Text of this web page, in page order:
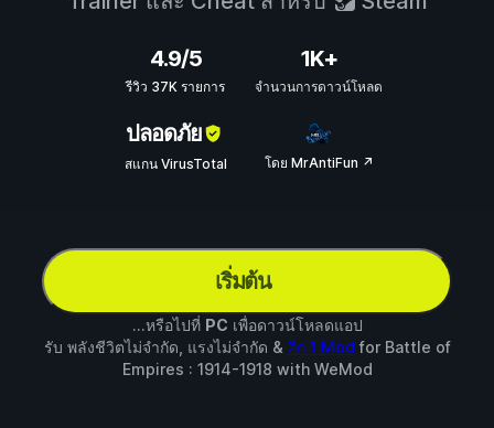
4.9/5
รีวิว 37K รายการ
1K+
จำนวนการดาวน์โหลด
ปลอดภัย
สแกน VirusTotal โดย MrAntiFun ↗
เริ่มต้น
...หรือไปที่ PC เพื่อดาวน์โหลดแอป
รับ พลังชีวิตไม่จำกัด, แรงไม่จำกัด & อีก 1 Mod for Battle of
Empires : 1914-1918 with WeMod